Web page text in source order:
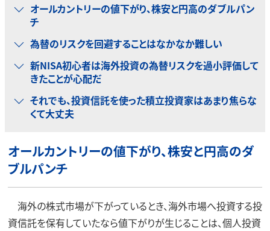
オールカントリーの値下がり、株安と円高のダブルパン
チ
為替のリスクを回避することはなかなか難しい
新NISA初心者は海外投資の為替リスクを過小評価して
きたことが心配だ
それでも、投資信託を使った積立投資家はあまり焦らな
くて大丈夫
オールカントリーの値下がり、株安と円高のダ
ブルパンチ
海外の株式市場が下がっているとき、海外市場へ投資する投
資信託を保有していたなら値下がりが生じることは、個人投資